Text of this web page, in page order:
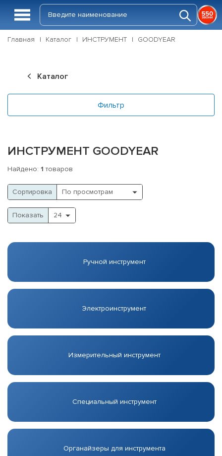
Главная Каталог ИНСТРУМЕНТ GOODYEAR
Каталог
Фильтр
ИНСТРУМЕНТ GOODYEAR
Найдено: 1 товаров
Cортировка
Показать
Ручной инструмент
Электроинструмент
Измерительный инструмент
Специальный инструмент
Органайзеры для инструмента